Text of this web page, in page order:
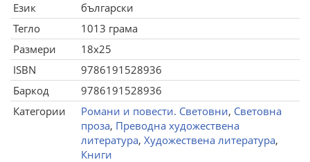
Език
български
Тегло
1013 грама
Размери
18x25
ISBN
9786191528936
Баркод
9786191528936
Категории
Романи и повести. Световни, Световна
проза, Преводна художествена
литература, Художествена литература,
Книги